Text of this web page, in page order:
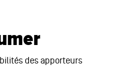
des apporteurs